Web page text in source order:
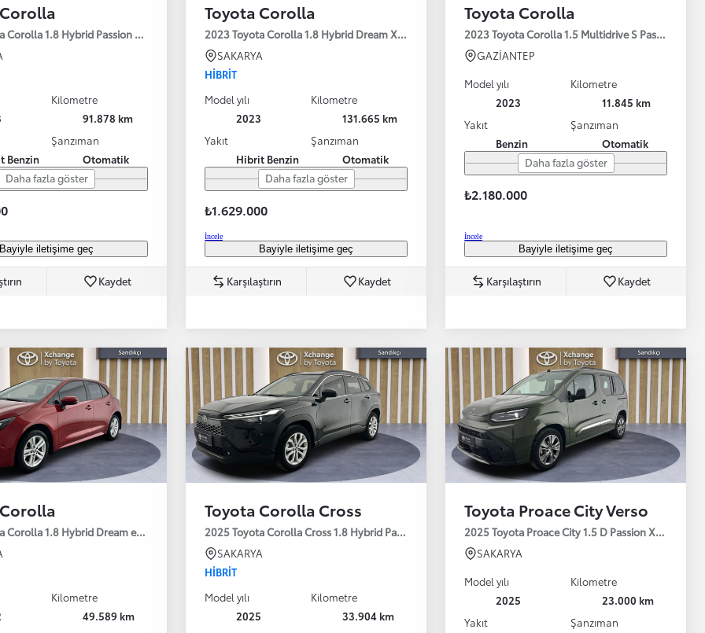
Bayinizle görüntülü görüşün
Toyota kirala: Rent a Toyota
Corolla 1.8 Hybrid Passion X-Pack E-CVT 140HP
Kilometre
91.878 km
Benzin
Şanzıman
Otomatik
Daha fazla göster
Bayiyle iletişime geç
Kaydet
Toyota Corolla
2023 Toyota Corolla 1.8 Hybrid Dream X-Pack e-CVT 140HP
SAKARYA
HIBRIT
Model yılı
2023
Kilometre
131.665 km
Yakıt
Hibrit Benzin
Şanzıman
Otomatik
Daha fazla göster
₺1.629.000
İncele
Bayiyle iletişime geç
Karşılaştırın Kaydet
Toyota Corolla
2023 Toyota Corolla 1.5 Multidrive S Passion X-
GAZİANTEP
Model yılı
2023
Kilometre
11.845 km
Yakıt
Benzin
Şanzıman
Otomatik
Daha fazla göster
₺2.180.000
İncele
Bayiyle iletişime geç
Karşılaştırın Kaydet
Corolla 1.8 Hybrid Dream e-CVT 122HP
Kilometre
49.589 km
Toyota Corolla Cross
2025 Toyota Corolla Cross 1.8 Hybrid Passion e-CVT 140HP
SAKARYA
HIBRIT
Model yılı
2025
Kilometre
33.904 km
Toyota Proace City Verso
2025 Toyota Proace City 1.5 D Passion X-Pack
SAKARYA
Model yılı
2025
Kilometre
23.000 km
Yakıt
Şanzıman